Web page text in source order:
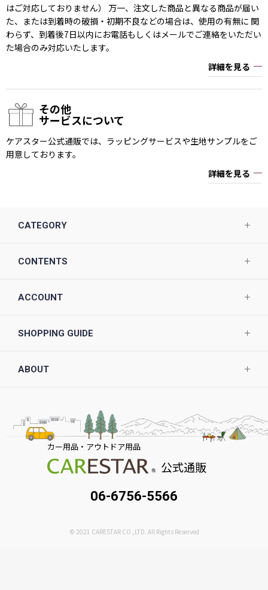
はご対応しておりません） 万一、注文した商品と異なる商品が届い
た、または到着時の破損・初期不良などの場合は、使用の有無に 関
わらず、到着後7日以内にお電話もしくはメールでご連絡をいただい
た場合のみ対応いたします。
詳細を見る
その他
サービスについて
ケアスター公式通販では、ラッピングサービスや生地サンプルをご
用意しております。
詳細を見る
CATEGORY
CONTENTS
ACCOUNT
SHOPPING GUIDE
ABOUT
カー用品・アウトドア用品
公式通販
06-6756-5566
© 2021 CARESTAR CO.,LTD. All Rights Reserved